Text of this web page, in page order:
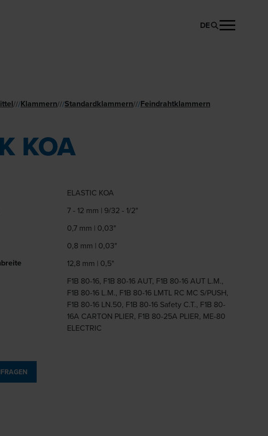
DE
///Klammern///Standard­klammern///Feindraht­klammern
KOA
ELASTIC KOA
7 - 12 mm | 9/32 - 1/2"
0,7 mm | 0,03"
0,8 mm | 0,03"
12,8 mm | 0,5"
F1B 80-16, F1B 80-16 AUT, F1B 80-16 AUT L.M.,
F1B 80-16 L.M., F1B 80-16 LMTL RC MC S/PUSH,
F1B 80-16 LN.50, F1B 80-16 Safety C.T., F1B 80-
16A CARTON PLIER, F1B 80-25A PLIER, ME-80
ELECTRIC